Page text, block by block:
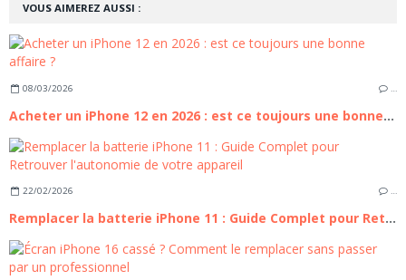
VOUS AIMEREZ AUSSI :
08/03/2026 …
Acheter un iPhone 12 en 2026 : est ce toujours une bonne affaire ?
22/02/2026 …
Remplacer la batterie iPhone 11 : Guide Complet pour Retrouver l'autonomie de votre appareil